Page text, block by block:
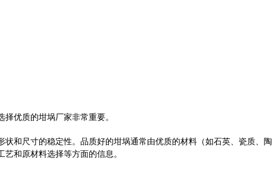
优质的坩埚厂家非常重要。
和尺寸的稳定性。品质好的坩埚通常由优质的材料（如石英、瓷质、陶
和原材料选择等方面的信息。